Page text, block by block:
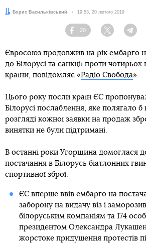
Автор:Борис Васильківський Дата:
19:53, 20 лютого 2019
Facebook
20
Twitter
Євросоюз продовжив на рік ембарго
до Білорусі та санкції проти чотирьох
країни, повідомляє «Радіо Свобода».
Цього року посли країн ЄС
Білорусі послаблення, яке полягало б
розгляді кожної заявки на продаж
винятки не були підтримані.
В останні роки Угорщина домоглася
постачання в Білорусь біатлонних
спортивної зброї.
ЄС вперше ввів ембарго на
заборону на видачу віз і
білоруським компаніям та 174
президентом Олександра
жорстоке придушення протестів